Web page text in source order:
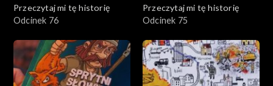
Przeczytaj mi tę historię
Odcinek 76
Przeczytaj mi tę historię
Odcinek 75